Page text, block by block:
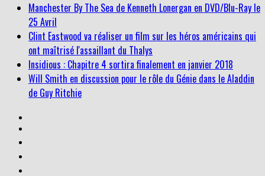
Manchester By The Sea de Kenneth Lonergan en DVD/Blu-Ray le
25 Avril
Clint Eastwood va réaliser un film sur les héros américains qui
ont maîtrisé l'assaillant du Thalys
Insidious : Chapitre 4 sortira finalement en janvier 2018
Will Smith en discussion pour le rôle du Génie dans le Aladdin
de Guy Ritchie